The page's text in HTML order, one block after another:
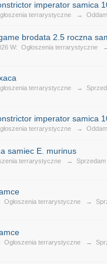
imperator samica
terrarystyczne →
brodata 2.5 roczna
W: Ogłoszenia terrarystyczne
terrarystyczne →
imperator samica
terrarystyczne →
samiec E. murinus
terrarystyczne →
Ogłoszenia terrarystyczne →
Ogłoszenia terrarystyczne →